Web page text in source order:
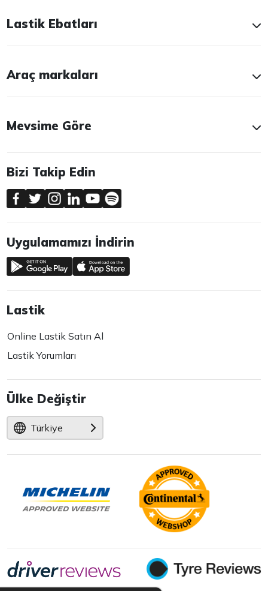
Lastik Ebatları
Araç markaları
Mevsime Göre
Bizi Takip Edin
Uygulamamızı İndirin
Lastik
Online Lastik Satın Al
Lastik Yorumları
Ülke Değiştir
Türkiye